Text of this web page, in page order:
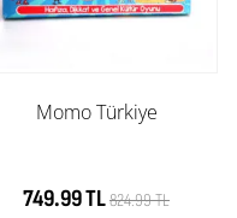
Momo Türkiye
749.99 TL824.99 TL